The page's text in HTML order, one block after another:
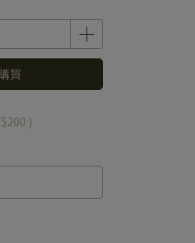
買
)